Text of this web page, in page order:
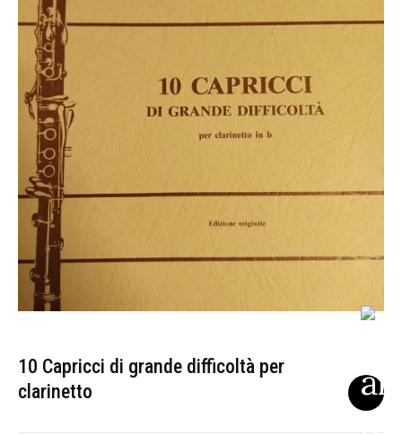
10 Capricci di grande difficoltà per
clarinetto